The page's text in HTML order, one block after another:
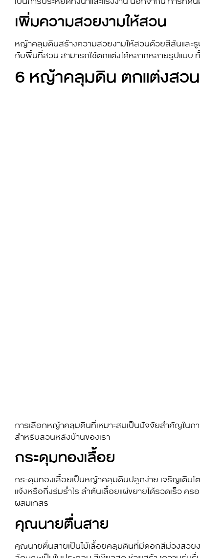
เพิ่มความสวยงามให้สวน
หญ้าคลุมดินสร้างความสวยงามให้สวนด้วยสีสันและ
กับพื้นที่สวน สามารถใช้ตกแต่งได้หลากหลายรูปแบบ
6 หญ้าคลุมดิน ตกแต่งสว
การเลือกหญ้าคลุมดินที่เหมาะสมเป็นปัจจัยสำคัญในก
สำหรับสวนหลังบ้านของเรา
กระดุมทองเลื้อย
กระดุมทองเลื้อยเป็นหญ้าคลุมดินปลูกง่าย เจริญเติบ
แจ้งหรือกึ่งร่มร่ำไร ลำต้นเลื้อยแผ่ขยายได้รวดเร็ว
ผสมเกสร
คุณนายตื่นสาย
คุณนายตื่นสายเป็นไม้เลื้อยคลุมดินที่มีดอกสีม่วงสวยง